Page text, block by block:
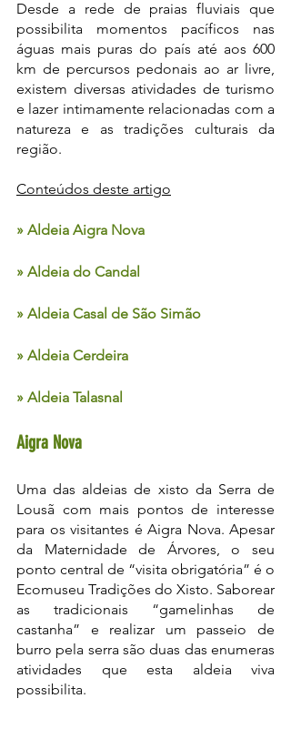
Desde a rede de praias fluviais que
possibilita momentos pacíficos nas
águas mais puras do país até aos 600
km de percursos pedonais ao ar livre,
existem diversas atividades de turismo
e lazer intimamente relacionadas com a
natureza e as tradições culturais da
região.
Conteúdos deste artigo
» Aldeia Aigra Nova
» Aldeia do Candal
» Aldeia Casal de São Simão
» Aldeia Cerdeira
» Aldeia Talasnal
Aigra Nova
Uma das aldeias de xisto da Serra de
Lousã com mais pontos de interesse
para os visitantes é Aigra Nova. Apesar
da Maternidade de Árvores, o seu
ponto central de “visita obrigatória” é o
Ecomuseu Tradições do Xisto. Saborear
as tradicionais “gamelinhas de
castanha” e realizar um passeio de
burro pela serra são duas das enumeras
atividades que esta aldeia viva
possibilita.